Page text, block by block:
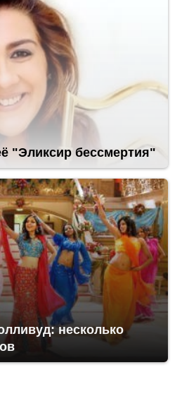
"Эликсир бессмертия"
несколько